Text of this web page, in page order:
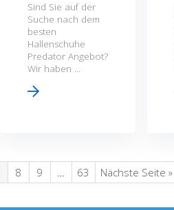
Sind Sie auf der
Suche nach dem
besten
Hallenschuhe
Predator Angebot?
Wir haben ...
8 9 63 Nächste Seite »